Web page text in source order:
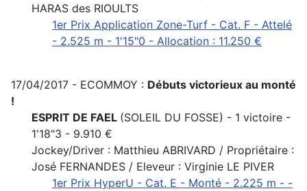
HARAS des RIOULTS
1er Prix Application Zone-Turf - Cat. F - Attelé
- 2.525 m - 1'15"0 - Allocation : 11.250 €
17/04/2017 - ECOMMOY : Débuts victorieux au monté
!
ESPRIT DE FAEL (SOLEIL DU FOSSE) - 1 victoire -
1'18"3 - 9.910 €
Jockey/Driver : Matthieu ABRIVARD / Propriétaire :
José FERNANDES / Eleveur : Virginie LE PIVER
1er Prix HyperU - Cat. E - Monté - 2.225 m - -